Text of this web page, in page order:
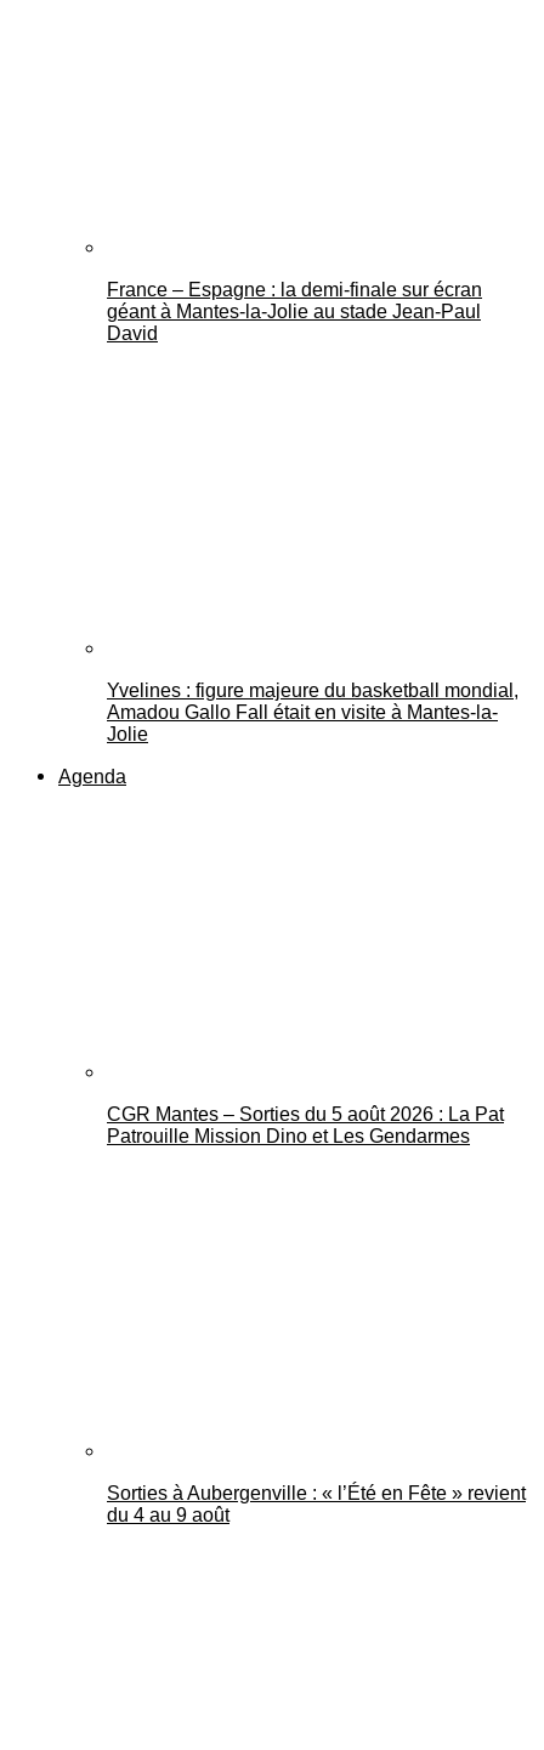
France – Espagne : la demi-finale sur écran
géant à Mantes-la-Jolie au stade Jean-Paul
David
Yvelines : figure majeure du basketball mondial,
Amadou Gallo Fall était en visite à Mantes-la-
Jolie
Agenda
CGR Mantes – Sorties du 5 août 2026 : La Pat
Patrouille Mission Dino et Les Gendarmes
Sorties à Aubergenville : « l’Été en Fête » revient
du 4 au 9 août